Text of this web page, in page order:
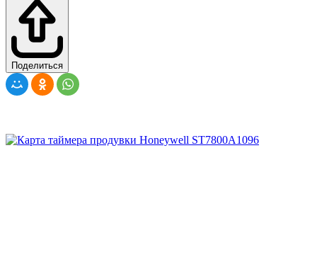
Поделиться